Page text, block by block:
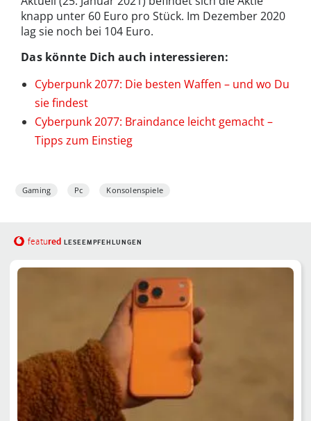
knapp unter 60 Euro pro Stück. Im Dezember 2020
lag sie noch bei 104 Euro.
Das könnte Dich auch interessieren:
Cyberpunk 2077: Die besten Waffen – und wo Du
sie findest
Cyberpunk 2077: Braindance leicht gemacht –
Tipps zum Einstieg
Gaming Pc Konsolenspiele
featured LESEEMPFEHLUNGEN